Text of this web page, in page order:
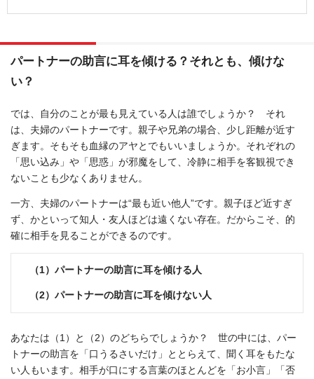
パートナーの助言に耳を傾ける？それとも、傾けな
い？
では、自分のことが最も見えている人は誰でしょうか？ それ
は、夫婦のパートナーです。親子や兄弟の場合、少し距離が近す
ぎます。そもそも血縁のアヤとでもいいましょうか。それぞれの
「思い込み」や「思惑」が邪魔をして、冷静に相手を客観視でき
ないことも少なくありません。
一方、夫婦のパートナーは“最も近い他人”です。親子ほど近すぎ
ず、かといって知人・友人ほどは遠くない存在。だからこそ、的
確に相手を見ることができるのです。
（1）パートナーの助言に耳を傾ける人
（2）パートナーの助言に耳を傾けない人
あなたは（1）と（2）のどちらでしょうか？ 世の中には、パー
トナーの助言を「口うるさいだけ」ととらえて、聞く耳をもたな
い人もいます。相手が口にする言葉のほとんどを「お小言」「否